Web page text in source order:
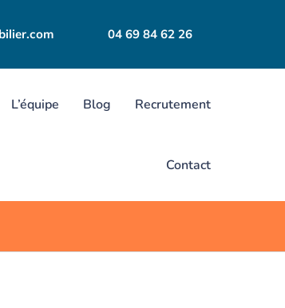
04 69 84 62 26
L’équipe Blog Recrutement
Contact